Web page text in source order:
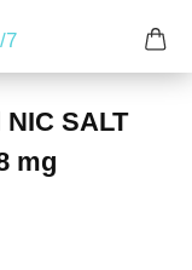
SALT
mg